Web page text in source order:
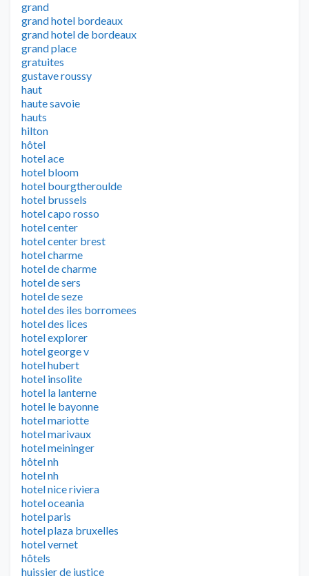
grand
grand hotel bordeaux
grand hotel de bordeaux
grand place
gratuites
gustave roussy
haut
haute savoie
hauts
hilton
hôtel
hotel ace
hotel bloom
hotel bourgtheroulde
hotel brussels
hotel capo rosso
hotel center
hotel center brest
hotel charme
hotel de charme
hotel de sers
hotel de seze
hotel des iles borromees
hotel des lices
hotel explorer
hotel george v
hotel hubert
hotel insolite
hotel la lanterne
hotel le bayonne
hotel mariotte
hotel marivaux
hotel meininger
hôtel nh
hotel nh
hotel nice riviera
hotel oceania
hotel paris
hotel plaza bruxelles
hotel vernet
hôtels
huissier de justice